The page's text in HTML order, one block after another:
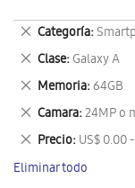
Categoría
Eliminar
este
artículo
Clase Galaxy A
Eliminar
este
artículo
Memoria 64GB
Eliminar
este
artículo
Camara 24MP o
Eliminar
este
artículo
Precio US$ 0.00
Eliminar
este
artículo
Eliminar todo